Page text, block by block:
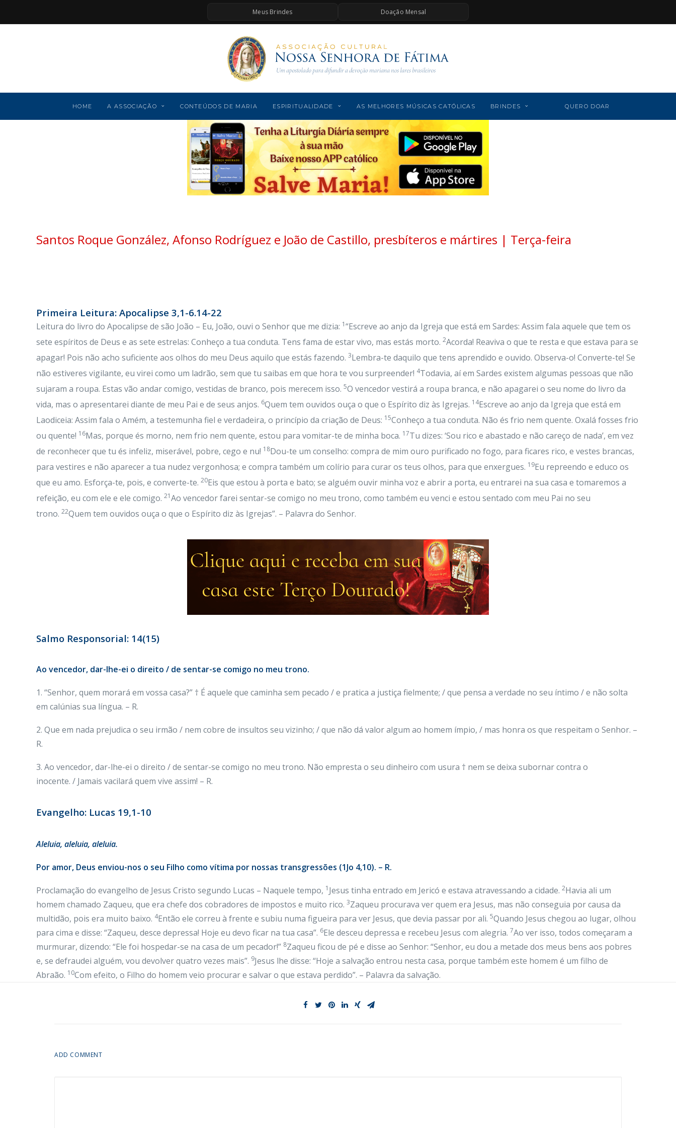
Meus Brindes Doação Mensal
HOME A ASSOCIAÇÃO CONTEÚDOS DE MARIA ESPIRITUALIDADE AS MELHORES MÚSICAS CATÓLICAS BRINDES QUERO DOAR
Santos Roque González, Afonso Rodríguez e João de Castillo, presbíteros e mártires | Terça-feira
Primeira Leitura: Apocalipse 3,1-6.14-22
Leitura do livro do Apocalipse de são João – Eu, João, ouvi o Senhor que me dizia: 1“Escreve ao anjo da Igreja que está em Sardes: Assim fala aquele que tem os
sete espíritos de Deus e as sete estrelas: Conheço a tua conduta. Tens fama de estar vivo, mas estás morto. 2Acorda! Reaviva o que te resta e que estava para se
apagar! Pois não acho suficiente aos olhos do meu Deus aquilo que estás fazendo. 3Lembra-te daquilo que tens aprendido e ouvido. Observa-o! Converte-te! Se
não estiveres vigilante, eu virei como um ladrão, sem que tu saibas em que hora te vou surpreender! 4Todavia, aí em Sardes existem algumas pessoas que não
sujaram a roupa. Estas vão andar comigo, vestidas de branco, pois merecem isso. 5O vencedor vestirá a roupa branca, e não apagarei o seu nome do livro da
vida, mas o apresentarei diante de meu Pai e de seus anjos. 6Quem tem ouvidos ouça o que o Espírito diz às Igrejas. 14Escreve ao anjo da Igreja que está em
Laodiceia: Assim fala o Amém, a testemunha fiel e verdadeira, o princípio da criação de Deus: 15Conheço a tua conduta. Não és frio nem quente. Oxalá fosses frio
ou quente! 16Mas, porque és morno, nem frio nem quente, estou para vomitar-te de minha boca. 17Tu dizes: ‘Sou rico e abastado e não careço de nada’, em vez
de reconhecer que tu és infeliz, miserável, pobre, cego e nu! 18Dou-te um conselho: compra de mim ouro purificado no fogo, para ficares rico, e vestes brancas,
para vestires e não aparecer a tua nudez vergonhosa; e compra também um colírio para curar os teus olhos, para que enxergues. 19Eu repreendo e educo os
que eu amo. Esforça-te, pois, e converte-te. 20Eis que estou à porta e bato; se alguém ouvir minha voz e abrir a porta, eu entrarei na sua casa e tomaremos a
refeição, eu com ele e ele comigo. 21Ao vencedor farei sentar-se comigo no meu trono, como também eu venci e estou sentado com meu Pai no seu
trono. 22Quem tem ouvidos ouça o que o Espírito diz às Igrejas”. – Palavra do Senhor.
Salmo Responsorial: 14(15)
Ao vencedor, dar-lhe-ei o direito / de sentar-se comigo no meu trono.
1. “Senhor, quem morará em vossa casa?” † É aquele que caminha sem pecado / e pratica a justiça fielmente; / que pensa a verdade no seu íntimo / e não solta
em calúnias sua língua. – R.
2. Que em nada prejudica o seu irmão / nem cobre de insultos seu vizinho; / que não dá valor algum ao homem ímpio, / mas honra os que respeitam o Senhor. –
R.
3. Ao vencedor, dar-lhe-ei o direito / de sentar-se comigo no meu trono. Não empresta o seu dinheiro com usura † nem se deixa subornar contra o
inocente. / Jamais vacilará quem vive assim! – R.
Evangelho: Lucas 19,1-10
Aleluia, aleluia, aleluia.
Por amor, Deus enviou-nos o seu Filho como vítima por nossas transgressões (1Jo 4,10). – R.
Proclamação do evangelho de Jesus Cristo segundo Lucas – Naquele tempo, 1 Jesus tinha entrado em Jericó e estava atravessando a cidade. 2Havia ali um
homem chamado Zaqueu, que era chefe dos cobradores de impostos e muito rico. 3Zaqueu procurava ver quem era Jesus, mas não conseguia por causa da
multidão, pois era muito baixo. 4Então ele correu à frente e subiu numa figueira para ver Jesus, que devia passar por ali. 5Quando Jesus chegou ao lugar, olhou
para cima e disse: “Zaqueu, desce depressa! Hoje eu devo ficar na tua casa”. 6Ele desceu depressa e recebeu Jesus com alegria. 7Ao ver isso, todos começaram a
murmurar, dizendo: “Ele foi hospedar-se na casa de um pecador!” 8Zaqueu ficou de pé e disse ao Senhor: “Senhor, eu dou a metade dos meus bens aos pobres
e, se defraudei alguém, vou devolver quatro vezes mais”. 9Jesus lhe disse: “Hoje a salvação entrou nesta casa, porque também este homem é um filho de
Abraão. 10Com efeito, o Filho do homem veio procurar e salvar o que estava perdido”. – Palavra da salvação.
ADD COMMENT